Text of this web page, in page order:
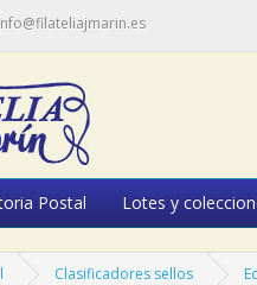
Postal Lotes y
Clasificadores sellos